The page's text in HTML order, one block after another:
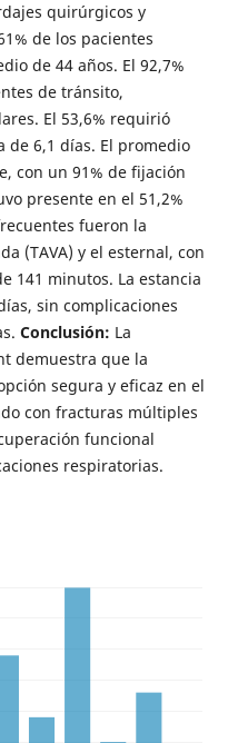
quirúrgicos y
de los pacientes
de 44 años. El 92,7%
de tránsito,
El 53,6% requirió
de 6,1 días. El promedio
con un 91% de fijación
presente en el 51,2%
fueron la
(TAVA) y el esternal, con
141 minutos. La estancia
sin complicaciones
Conclusión: La
demuestra que la
segura y eficaz en el
con fracturas múltiples
funcional
respiratorias.